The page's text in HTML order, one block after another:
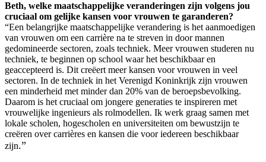
Beth, welke maatschappelijke veranderingen zijn volgens jou
cruciaal om gelijke kansen voor vrouwen te garanderen?
“Een belangrijke maatschappelijke verandering is het aanmoedigen
van vrouwen om een carrière na te streven in door mannen
gedomineerde sectoren, zoals techniek. Meer vrouwen studeren nu
techniek, te beginnen op school waar het beschikbaar en
geaccepteerd is. Dit creëert meer kansen voor vrouwen in veel
sectoren. In de techniek in het Verenigd Koninkrijk zijn vrouwen
een minderheid met minder dan 20% van de beroepsbevolking.
Daarom is het cruciaal om jongere generaties te inspireren met
vrouwelijke ingenieurs als rolmodellen. Ik werk graag samen met
lokale scholen, hogescholen en universiteiten om bewustzijn te
creëren over carrières en kansen die voor iedereen beschikbaar
zijn.”